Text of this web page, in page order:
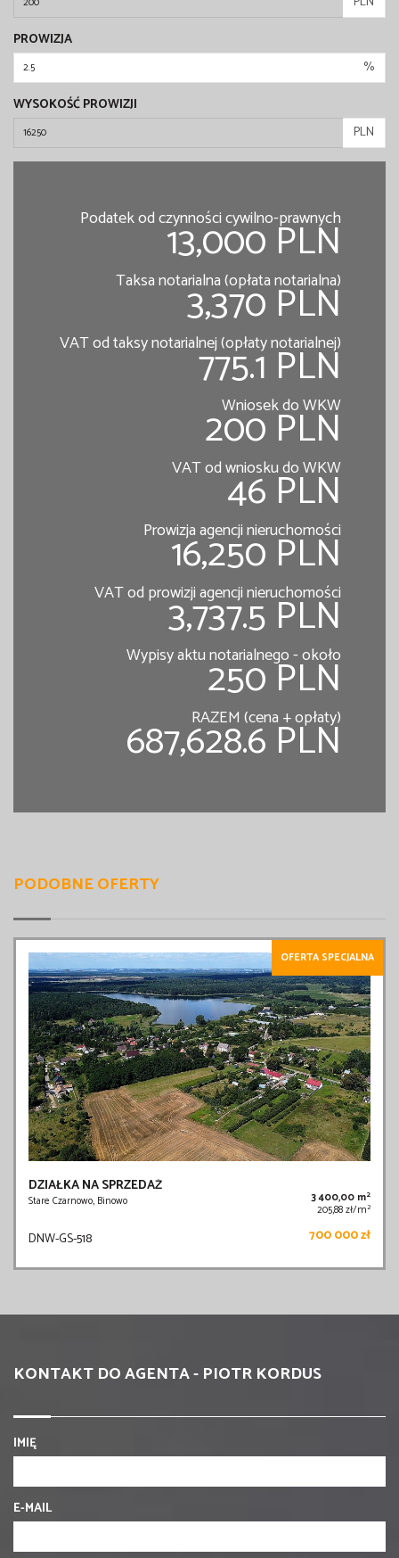
PROWIZJA
%
WYSOKOŚĆ PROWIZJI
PLN
Podatek od czynności cywilno-prawnych
13,000 PLN
Taksa notarialna (opłata notarialna)
3,370 PLN
VAT od taksy notarialnej (opłaty notarialnej)
775.1 PLN
Wniosek do WKW
200 PLN
VAT od wniosku do WKW
46 PLN
Prowizja agencji nieruchomości
16,250 PLN
VAT od prowizji agencji nieruchomości
3,737.5 PLN
Wypisy aktu notarialnego - około
250 PLN
RAZEM (cena + opłaty)
687,628.6 PLN
PODOBNE OFERTY
OFERTA SPECJALNA
DZIAŁKA NA SPRZEDAŻ
Stare Czarnowo, Binowo 3 400,00 m2
205,88 zł/m2
DNW-GS-518 700 000 zł
KONTAKT DO AGENTA - PIOTR KORDUS
IMIĘ
E-MAIL